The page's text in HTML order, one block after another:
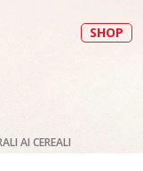
SHOP
AI CEREALI